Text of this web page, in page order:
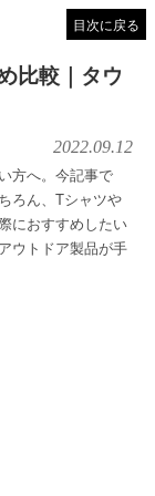
目次に戻る
比較｜タウ
2022.09.12
方へ。今記事で
ろん、Tシャツや
におすすめしたい
ウトドア製品が手